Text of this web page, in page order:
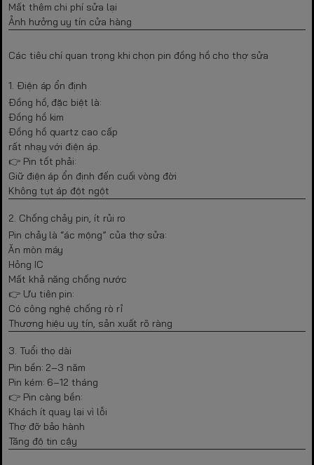
Mất thêm chi phí sửa lại
Ảnh hưởng uy tín cửa hàng
Các tiêu chí quan trọng khi chọn pin đồng hồ cho thợ sửa
1. Điện áp ổn định
Đồng hồ, đặc biệt là:
Đồng hồ kim
Đồng hồ quartz cao cấp
rất nhạy với điện áp.
👉 Pin tốt phải:
Giữ điện áp ổn định đến cuối vòng đời
Không tụt áp đột ngột
2. Chống chảy pin, ít rủi ro
Pin chảy là “ác mộng” của thợ sửa:
Ăn mòn máy
Hỏng IC
Mất khả năng chống nước
👉 Ưu tiên pin:
Có công nghệ chống rò rỉ
Thương hiệu uy tín, sản xuất rõ ràng
3. Tuổi thọ dài
Pin bền: 2–3 năm
Pin kém: 6–12 tháng
👉 Pin càng bền:
Khách ít quay lại vì lỗi
Thợ đỡ bảo hành
Tăng độ tin cậy